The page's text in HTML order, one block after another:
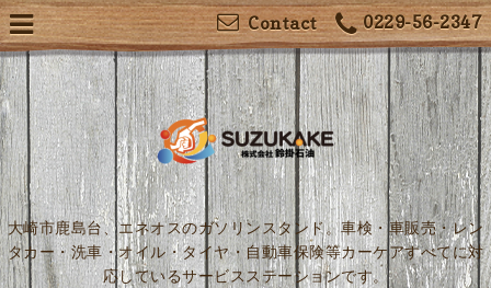
0229-56-2347
Contact
大崎市鹿島台、エネオスのガソリンスタンド。車検・車販売・レン
タカー・洗車・オイル・タイヤ・自動車保険等カーケアすべてに対
応しているサービスステーションです。